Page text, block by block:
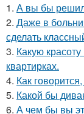
1. А вы бы
2. Даже в
сделать
3. Какую
квартирках.
4. Как
5. Какой бы
6. А чем бы вы